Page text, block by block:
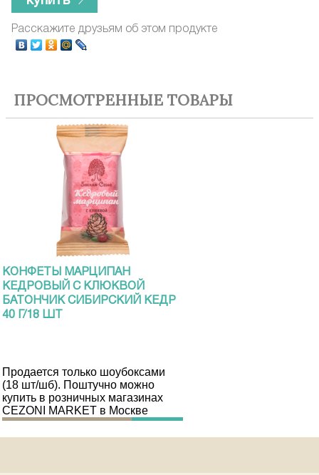
Расскажите друзьям об этом продукте
ПРОСМОТРЕННЫЕ ТОВАРЫ
КОНФЕТЫ МАРЦИПАН
КЕДРОВЫЙ С КЛЮКВОЙ
БАТОНЧИК СИБИРСКИЙ КЕДР
40 Г/18 ШТ
Продается только шоубоксами
(18 шт/шб). Поштучно можно
купить в розничных магазинах
CEZONI MARKET в Москве